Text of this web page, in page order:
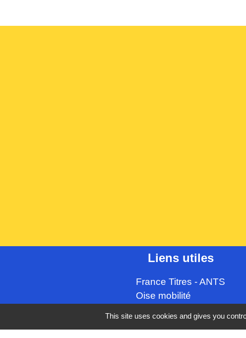
Liens utiles
France Titres - ANTS
Oise mobilité
Service Public
This site uses cookies and gives you